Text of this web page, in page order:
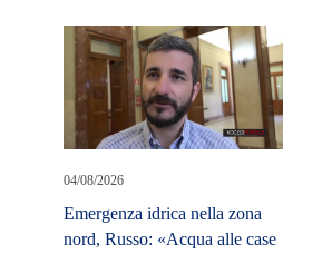
04/08/2026
Emergenza idrica nella zona
nord, Russo: «Acqua alle case